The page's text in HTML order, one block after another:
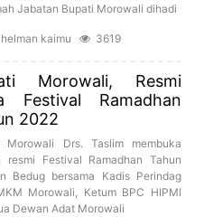
Jabatan Bupati Morowali dihadi
helman kaimu 3619
Morowali, Resmi
Festival Ramadhan
2022
Morowali Drs. Taslim membuka
resmi Festival Ramadhan Tahun
Bedug bersama Kadis Perindag
Morowali, Ketum BPC HIPMI
Dewan Adat Morowali